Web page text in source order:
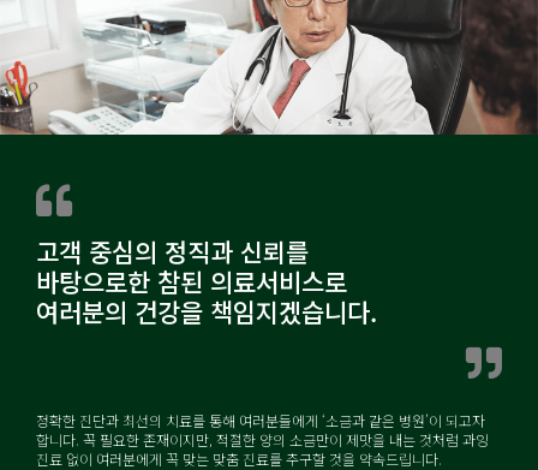
고객 중심의 정직과 신뢰를
바탕으로한 참된 의료서비스로
여러분의 건강을 책임지겠습니다.
정확한 진단과 최선의 치료를 통해 여러분들에게 ‘소금과 같은 병원’이 되고자
합니다. 꼭 필요한 존재이지만, 적절한 양의 소금만이 제맛을 내는 것처럼 과잉
진료 없이 여러분에게 꼭 맞는 맞춤 진료를 추구할 것을 약속드립니다.